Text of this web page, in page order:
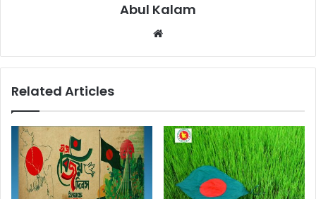
Abul Kalam
Related Articles